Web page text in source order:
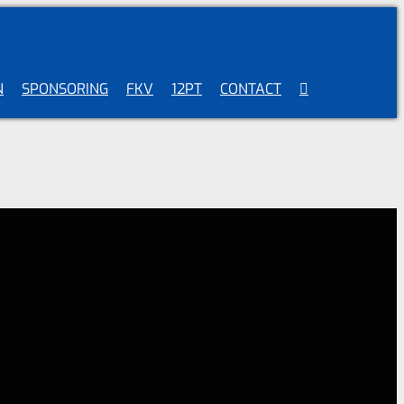
SPONSORING FKV 12PT CONTACT